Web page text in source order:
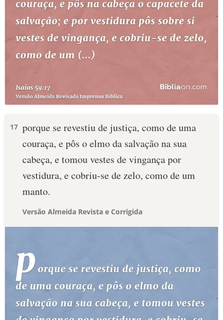
17 porque se revestiu de justiça, como de uma
couraça, e pôs o elmo da salvação na sua
cabeça, e tomou vestes de vingança por
vestidura, e cobriu-se de zelo, como de um
manto.
Versão Almeida Revista e Corrigida